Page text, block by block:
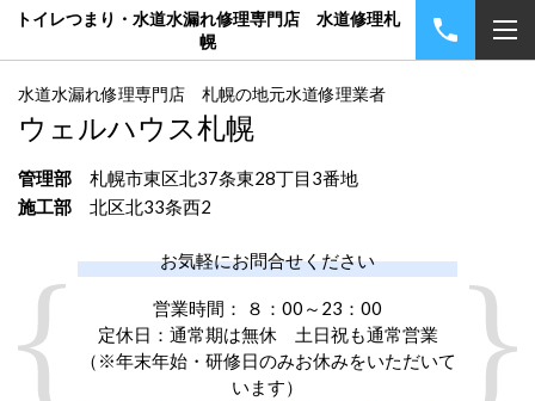
トイレつまり・水道水漏れ修理専門店 水道修理札
幌
水道水漏れ修理専門店 札幌の地元水道修理業者
ウェルハウス札幌
管理部 札幌市東区北37条東28丁目3番地
施工部 北区北33条西2
お気軽にお問合せください
営業時間： ８：00～23：00
定休日：通常期は無休 土日祝も通常営業
（※年末年始・研修日のみお休みをいただいて
います）